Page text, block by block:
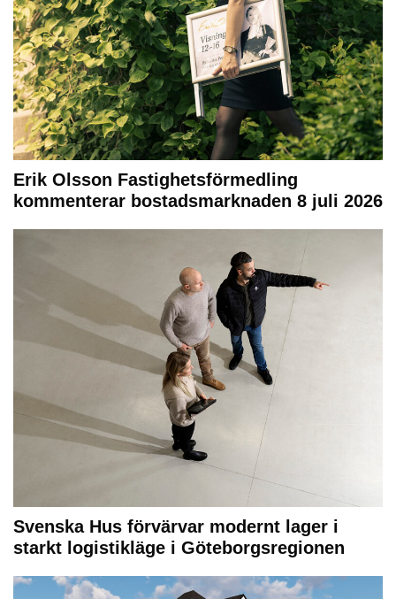
Erik Olsson Fastighetsförmedling
kommenterar bostadsmarknaden 8 juli 2026
Svenska Hus förvärvar modernt lager i
starkt logistikläge i Göteborgsregionen